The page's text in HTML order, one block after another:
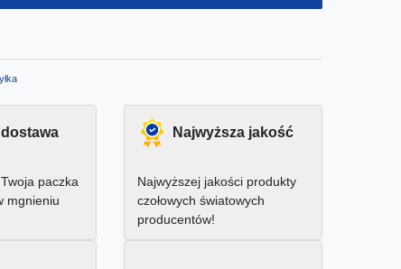
paczka
mgnieniu
Najwyższa jakość
Najwyższej jakości produkty
czołowych światowych
producentów!